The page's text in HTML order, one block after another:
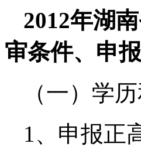
2012年湖
审条件、申
（一）学
1、申报正